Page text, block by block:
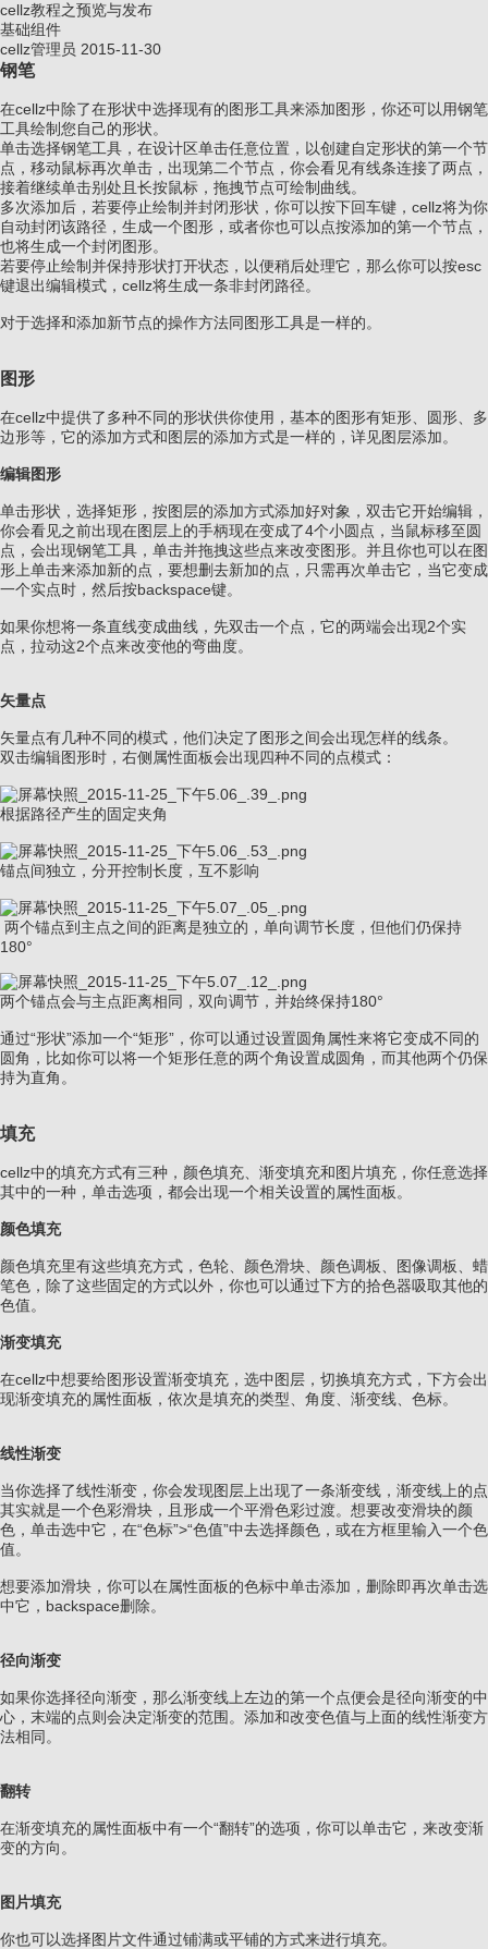
cellz教程之预览与发布
基础组件
cellz管理员 2015-11-30
钢笔
在cellz中除了在形状中选择现有的图形工具来添加图形，你还可以用钢笔
工具绘制您自己的形状。
单击选择钢笔工具，在设计区单击任意位置，以创建自定形状的第一个节
点，移动鼠标再次单击，出现第二个节点，你会看见有线条连接了两点，
接着继续单击别处且长按鼠标，拖拽节点可绘制曲线。
多次添加后，若要停止绘制并封闭形状，你可以按下回车键，cellz将为你
自动封闭该路径，生成一个图形，或者你也可以点按添加的第一个节点，
也将生成一个封闭图形。
若要停止绘制并保持形状打开状态，以便稍后处理它，那么你可以按esc
键退出编辑模式，cellz将生成一条非封闭路径。
对于选择和添加新节点的操作方法同图形工具是一样的。
图形
在cellz中提供了多种不同的形状供你使用，基本的图形有矩形、圆形、多
边形等，它的添加方式和图层的添加方式是一样的，详见图层添加。
编辑图形
单击形状，选择矩形，按图层的添加方式添加好对象，双击它开始编辑，
你会看见之前出现在图层上的手柄现在变成了4个小圆点，当鼠标移至圆
点，会出现钢笔工具，单击并拖拽这些点来改变图形。并且你也可以在图
形上单击来添加新的点，要想删去新加的点，只需再次单击它，当它变成
一个实点时，然后按backspace键。
如果你想将一条直线变成曲线，先双击一个点，它的两端会出现2个实
点，拉动这2个点来改变他的弯曲度。
矢量点
矢量点有几种不同的模式，他们决定了图形之间会出现怎样的线条。
双击编辑图形时，右侧属性面板会出现四种不同的点模式：
根据路径产生的固定夹角
锚点间独立，分开控制长度，互不影响
两个锚点到主点之间的距离是独立的，单向调节长度，但他们仍保持
180°
两个锚点会与主点距离相同，双向调节，并始终保持180°
通过“形状”添加一个“矩形”，你可以通过设置圆角属性来将它变成不同的
圆角，比如你可以将一个矩形任意的两个角设置成圆角，而其他两个仍保
持为直角。
填充
cellz中的填充方式有三种，颜色填充、渐变填充和图片填充，你任意选择
其中的一种，单击选项，都会出现一个相关设置的属性面板。
颜色填充
颜色填充里有这些填充方式，色轮、颜色滑块、颜色调板、图像调板、蜡
笔色，除了这些固定的方式以外，你也可以通过下方的拾色器吸取其他的
色值。
渐变填充
在cellz中想要给图形设置渐变填充，选中图层，切换填充方式，下方会出
现渐变填充的属性面板，依次是填充的类型、角度、渐变线、色标。
线性渐变
当你选择了线性渐变，你会发现图层上出现了一条渐变线，渐变线上的点
其实就是一个色彩滑块，且形成一个平滑色彩过渡。想要改变滑块的颜
色，单击选中它，在“色标”>“色值”中去选择颜色，或在方框里输入一个色
值。
想要添加滑块，你可以在属性面板的色标中单击添加，删除即再次单击选
中它，backspace删除。
径向渐变
如果你选择径向渐变，那么渐变线上左边的第一个点便会是径向渐变的中
心，末端的点则会决定渐变的范围。添加和改变色值与上面的线性渐变方
法相同。
翻转
在渐变填充的属性面板中有一个“翻转”的选项，你可以单击它，来改变渐
变的方向。
图片填充
你也可以选择图片文件通过铺满或平铺的方式来进行填充。